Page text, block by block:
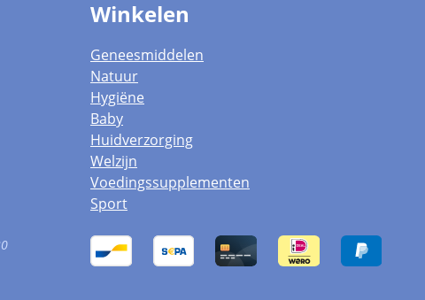
Winkelen
Geneesmiddelen
Natuur
Hygiëne
Baby
Huidverzorging
Welzijn
Voedingssupplementen
Sport